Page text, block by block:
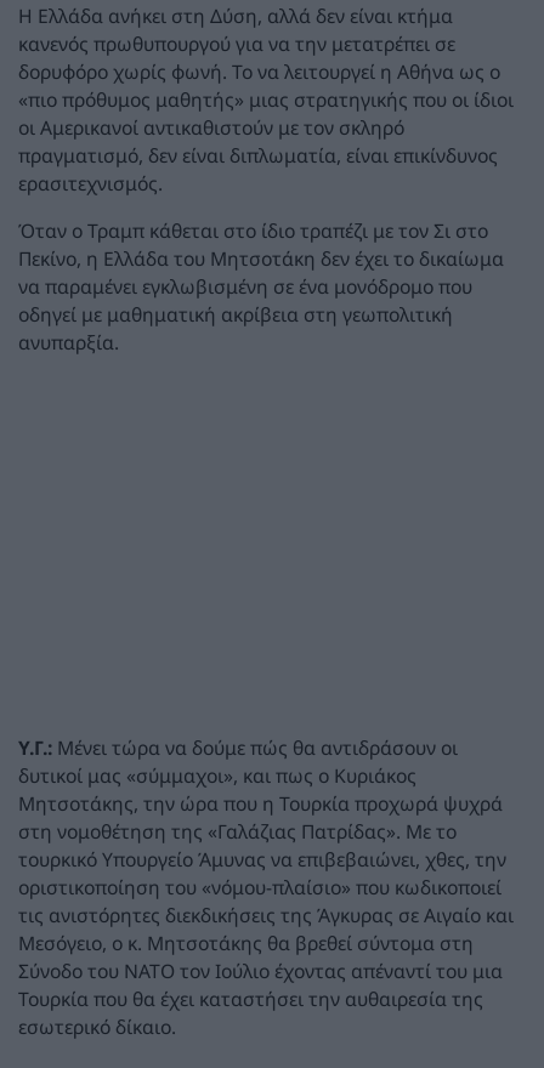
Η Ελλάδα ανήκει στη Δύση, αλλά δεν είναι κτήμα
κανενός πρωθυπουργού για να την μετατρέπει σε
δορυφόρο χωρίς φωνή. Το να λειτουργεί η Αθήνα ως ο
«πιο πρόθυμος μαθητής» μιας στρατηγικής που οι ίδιοι
οι Αμερικανοί αντικαθιστούν με τον σκληρό
πραγματισμό, δεν είναι διπλωματία, είναι επικίνδυνος
ερασιτεχνισμός.
Όταν ο Τραμπ κάθεται στο ίδιο τραπέζι με τον Σι στο
Πεκίνο, η Ελλάδα του Μητσοτάκη δεν έχει το δικαίωμα
να παραμένει εγκλωβισμένη σε ένα μονόδρομο που
οδηγεί με μαθηματική ακρίβεια στη γεωπολιτική
ανυπαρξία.
Υ.Γ.: Μένει τώρα να δούμε πώς θα αντιδράσουν οι
δυτικοί μας «σύμμαχοι», και πως ο Κυριάκος
Μητσοτάκης, την ώρα που η Τουρκία προχωρά ψυχρά
στη νομοθέτηση της «Γαλάζιας Πατρίδας». Με το
τουρκικό Υπουργείο Άμυνας να επιβεβαιώνει, χθες, την
οριστικοποίηση του «νόμου-πλαίσιο» που κωδικοποιεί
τις ανιστόρητες διεκδικήσεις της Άγκυρας σε Αιγαίο και
Μεσόγειο, ο κ. Μητσοτάκης θα βρεθεί σύντομα στη
Σύνοδο του ΝΑΤΟ τον Ιούλιο έχοντας απέναντί του μια
Τουρκία που θα έχει καταστήσει την αυθαιρεσία της
εσωτερικό δίκαιο.